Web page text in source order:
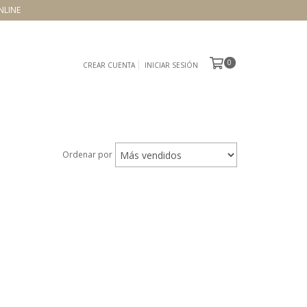
CREAR CUENTA INICIAR SESIÓN 0
Ordenar por